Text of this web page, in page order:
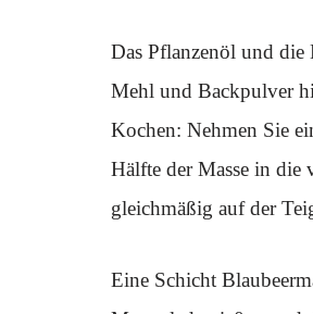
Das Pflanzenöl und die
Mehl und Backpulver
Kochen: Nehmen Sie
Hälfte der Masse in die
gleichmäßig auf der
Eine Schicht